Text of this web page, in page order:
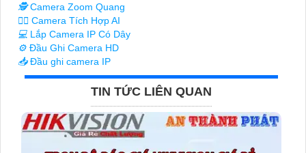
🕵️Camera Zoom Quang
🧛‍♀️ Camera Tích Hợp AI
💻 Lắp Camera IP Có Dây
⚙️ Đầu Ghi Camera HD
📥Đầu ghi camera IP
TIN TỨC LIÊN QUAN